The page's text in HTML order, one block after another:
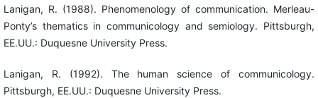
Lanigan, R. (1988). Phenomenology of communication. Merleau-
Ponty’s thematics in communicology and semiology. Pittsburgh,
EE.UU.: Duquesne University Press.
Lanigan, R. (1992). The human science of communicology.
Pittsburgh, EE.UU.: Duquesne University Press.